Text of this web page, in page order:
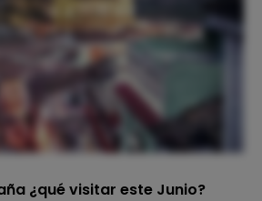
¿qué visitar este Junio?